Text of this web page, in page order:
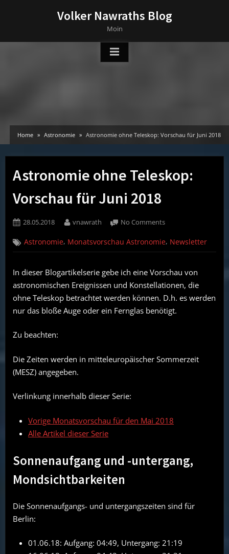
Volker Nawraths Blog
Moin
Home Astronomie Astronomie ohne Teleskop: Vorschau für Juni 2018
Astronomie ohne Teleskop:
Vorschau für Juni 2018
Posted
28.05.2018 By
vnawrath No Commentson
ohne
Teleskop:
für
Juni
2018
Astronomie, Monatsvorschau Astronomie, Newsletter
In dieser Blogartikelserie gebe ich eine Vorschau von
astronomischen Ereignissen und Konstellationen, die
ohne Teleskop betrachtet werden können. D.h. es werden
nur das bloße Auge oder ein Fernglas benötigt.
Zu beachten:
Die Zeiten werden in mitteleuropäischer Sommerzeit
(MESZ) angegeben.
Verlinkung innerhalb dieser Serie:
Vorige Monatsvorschau für den Mai 2018
Alle Artikel dieser Serie
Sonnenaufgang und -untergang,
Mondsichtbarkeiten
Die Sonnenaufgangs- und untergangszeiten sind für
Berlin:
01.06.18: Aufgang: 04:49, Untergang: 21:19